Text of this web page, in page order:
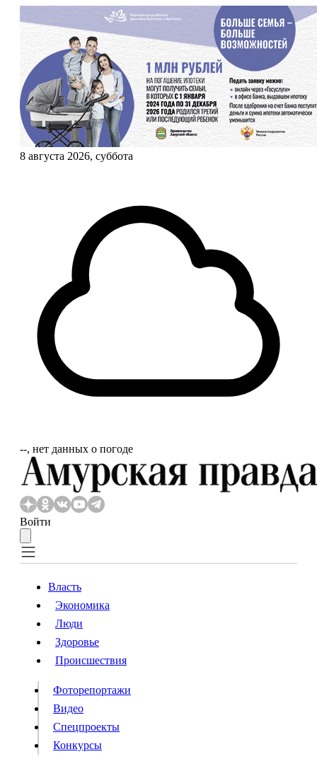
8 августа 2026, суббота
‐‐, нет данных о погоде
Войти
Власть
Происшествия
Видео
Конкурсы
Власть
Экономика
Люди
Здоровье
Происшествия
Фоторепортажи
Видео
Спецпроекты
Конкурсы